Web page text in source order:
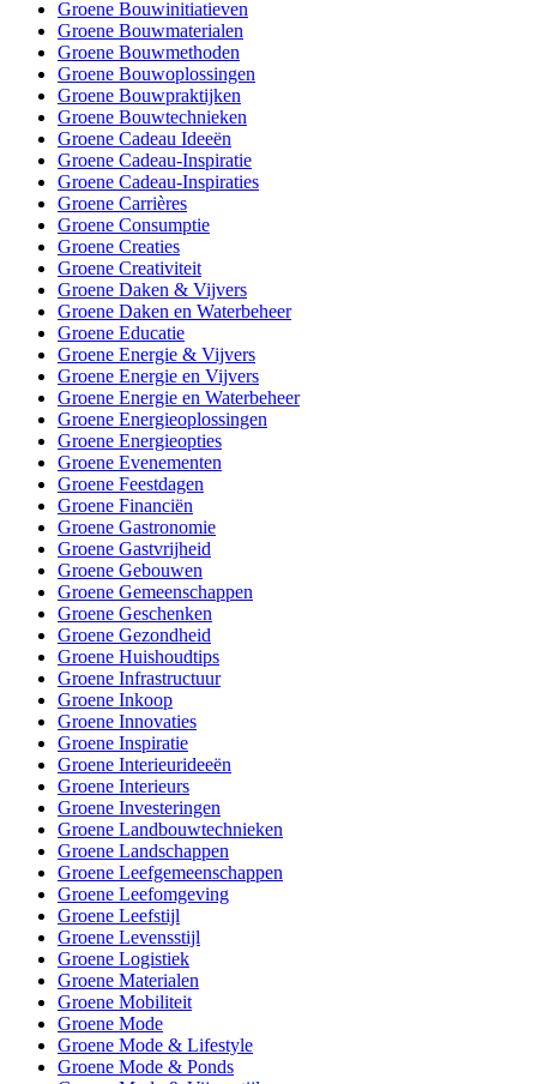
Groene Bouwinitiatieven
Groene Bouwmaterialen
Groene Bouwmethoden
Groene Bouwoplossingen
Groene Bouwpraktijken
Groene Bouwtechnieken
Groene Cadeau Ideeën
Groene Cadeau-Inspiratie
Groene Cadeau-Inspiraties
Groene Carrières
Groene Consumptie
Groene Creaties
Groene Creativiteit
Groene Daken & Vijvers
Groene Daken en Waterbeheer
Groene Educatie
Groene Energie & Vijvers
Groene Energie en Vijvers
Groene Energie en Waterbeheer
Groene Energieoplossingen
Groene Energieopties
Groene Evenementen
Groene Feestdagen
Groene Financiën
Groene Gastronomie
Groene Gastvrijheid
Groene Gebouwen
Groene Gemeenschappen
Groene Geschenken
Groene Gezondheid
Groene Huishoudtips
Groene Infrastructuur
Groene Inkoop
Groene Innovaties
Groene Inspiratie
Groene Interieurideeën
Groene Interieurs
Groene Investeringen
Groene Landbouwtechnieken
Groene Landschappen
Groene Leefgemeenschappen
Groene Leefomgeving
Groene Leefstijl
Groene Levensstijl
Groene Logistiek
Groene Materialen
Groene Mobiliteit
Groene Mode
Groene Mode & Lifestyle
Groene Mode & Ponds